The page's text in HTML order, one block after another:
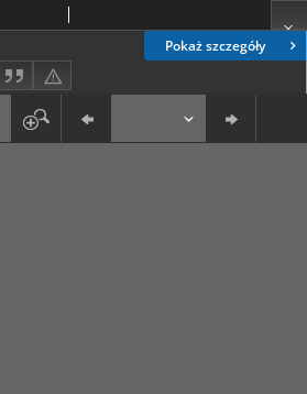
Pokaż szczegóły